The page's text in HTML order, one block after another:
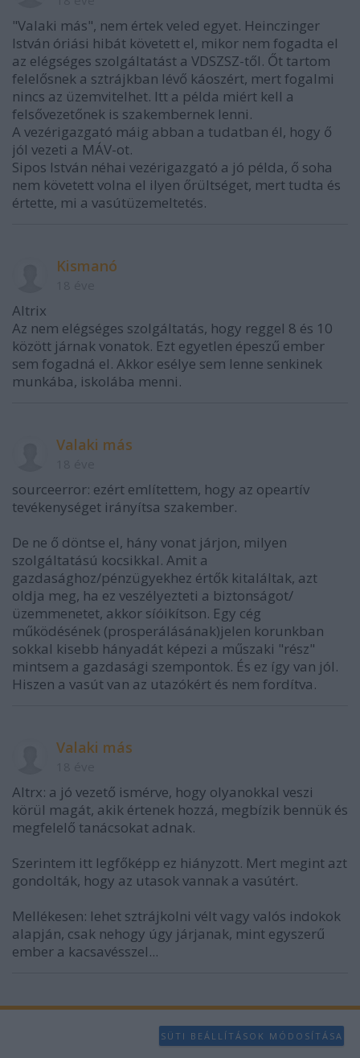
"Valaki más", nem értek veled egyet. Heinczinger
István óriási hibát követett el, mikor nem fogadta el
az elégséges szolgáltatást a VDSZSZ-től. Őt tartom
felelősnek a sztrájkban lévő káoszért, mert fogalmi
nincs az üzemvitelhet. Itt a példa miért kell a
felsővezetőnek is szakembernek lenni.
A vezérigazgató máig abban a tudatban él, hogy ő
jól vezeti a MÁV-ot.
Sipos István néhai vezérigazgató a jó példa, ő soha
nem követett volna el ilyen őrültséget, mert tudta és
értette, mi a vasútüzemeltetés.
Kismanó
Altrix
Az nem elégséges szolgáltatás, hogy reggel 8 és 10
között járnak vonatok. Ezt egyetlen épeszű ember
sem fogadná el. Akkor esélye sem lenne senkinek
munkába, iskolába menni.
Valaki más
sourceerror: ezért említettem, hogy az opeartív
tevékenységet irányítsa szakember.
De ne ő döntse el, hány vonat járjon, milyen
szolgáltatású kocsikkal. Amit a
gazdasághoz/pénzügyekhez értők kitaláltak, azt
oldja meg, ha ez veszélyezteti a biztonságot/
üzemmenetet, akkor síóikítson. Egy cég
működésének (prosperálásának)jelen korunkban
sokkal kisebb hányadát képezi a műszaki "rész"
mintsem a gazdasági szempontok. És ez így van jól.
Hiszen a vasút van az utazókért és nem fordítva.
Valaki más
Altrx: a jó vezető ismérve, hogy olyanokkal veszi
körül magát, akik értenek hozzá, megbízik bennük és
megfelelő tanácsokat adnak.
Szerintem itt legfőképp ez hiányzott. Mert megint azt
gondolták, hogy az utasok vannak a vasútért.
Mellékesen: lehet sztrájkolni vélt vagy valós indokok
alapján, csak nehogy úgy járjanak, mint egyszerű
ember a kacsavésszel...
SÜTI BEÁLLÍTÁSOK MÓDOSÍTÁSA